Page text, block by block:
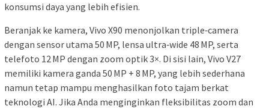
konsumsi daya yang lebih efisien.
Beranjak ke kamera, Vivo X90 menonjolkan triple‑camera
dengan sensor utama 50 MP, lensa ultra‑wide 48 MP, serta
telefoto 12 MP dengan zoom optik 3×. Di sisi lain, Vivo V27
memiliki kamera ganda 50 MP + 8 MP, yang lebih sederhana
namun tetap mampu menghasilkan foto tajam berkat
teknologi AI. Jika Anda menginginkan fleksibilitas zoom dan